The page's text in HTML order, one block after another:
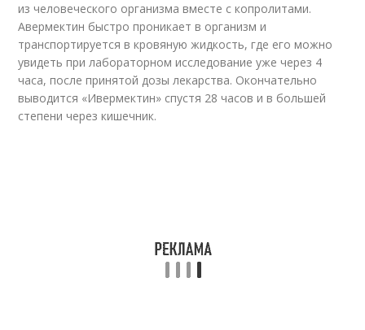
из человеческого организма вместе с копролитами.
Авермектин быстро проникает в организм и
транспортируется в кровяную жидкость, где его можно
увидеть при лабораторном исследование уже через 4
часа, после принятой дозы лекарства. Окончательно
выводится «Ивермектин» спустя 28 часов и в большей
степени через кишечник.